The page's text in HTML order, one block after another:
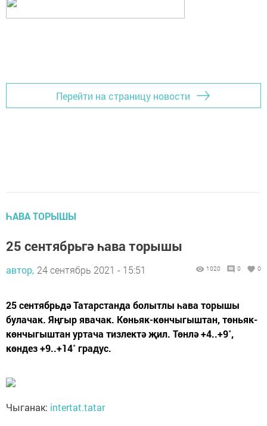
Перейти на страницу новости
ҺАВА ТОРЫШЫ
25 сентябрьгә һава торышы
автор, 24 сентябрь 2021 - 15:51 1020 0 0
25 сентябрьдә Татарстанда болытлы һава торышы
булачак. Яңгыр явачак. Көньяк-көнчыгыштан, төньяк-
көнчыгыштан уртача тизлектә җил. Төнлә +4..+9˚,
көндез +9..+14˚ градус.
Чыганак: intertat.tatar